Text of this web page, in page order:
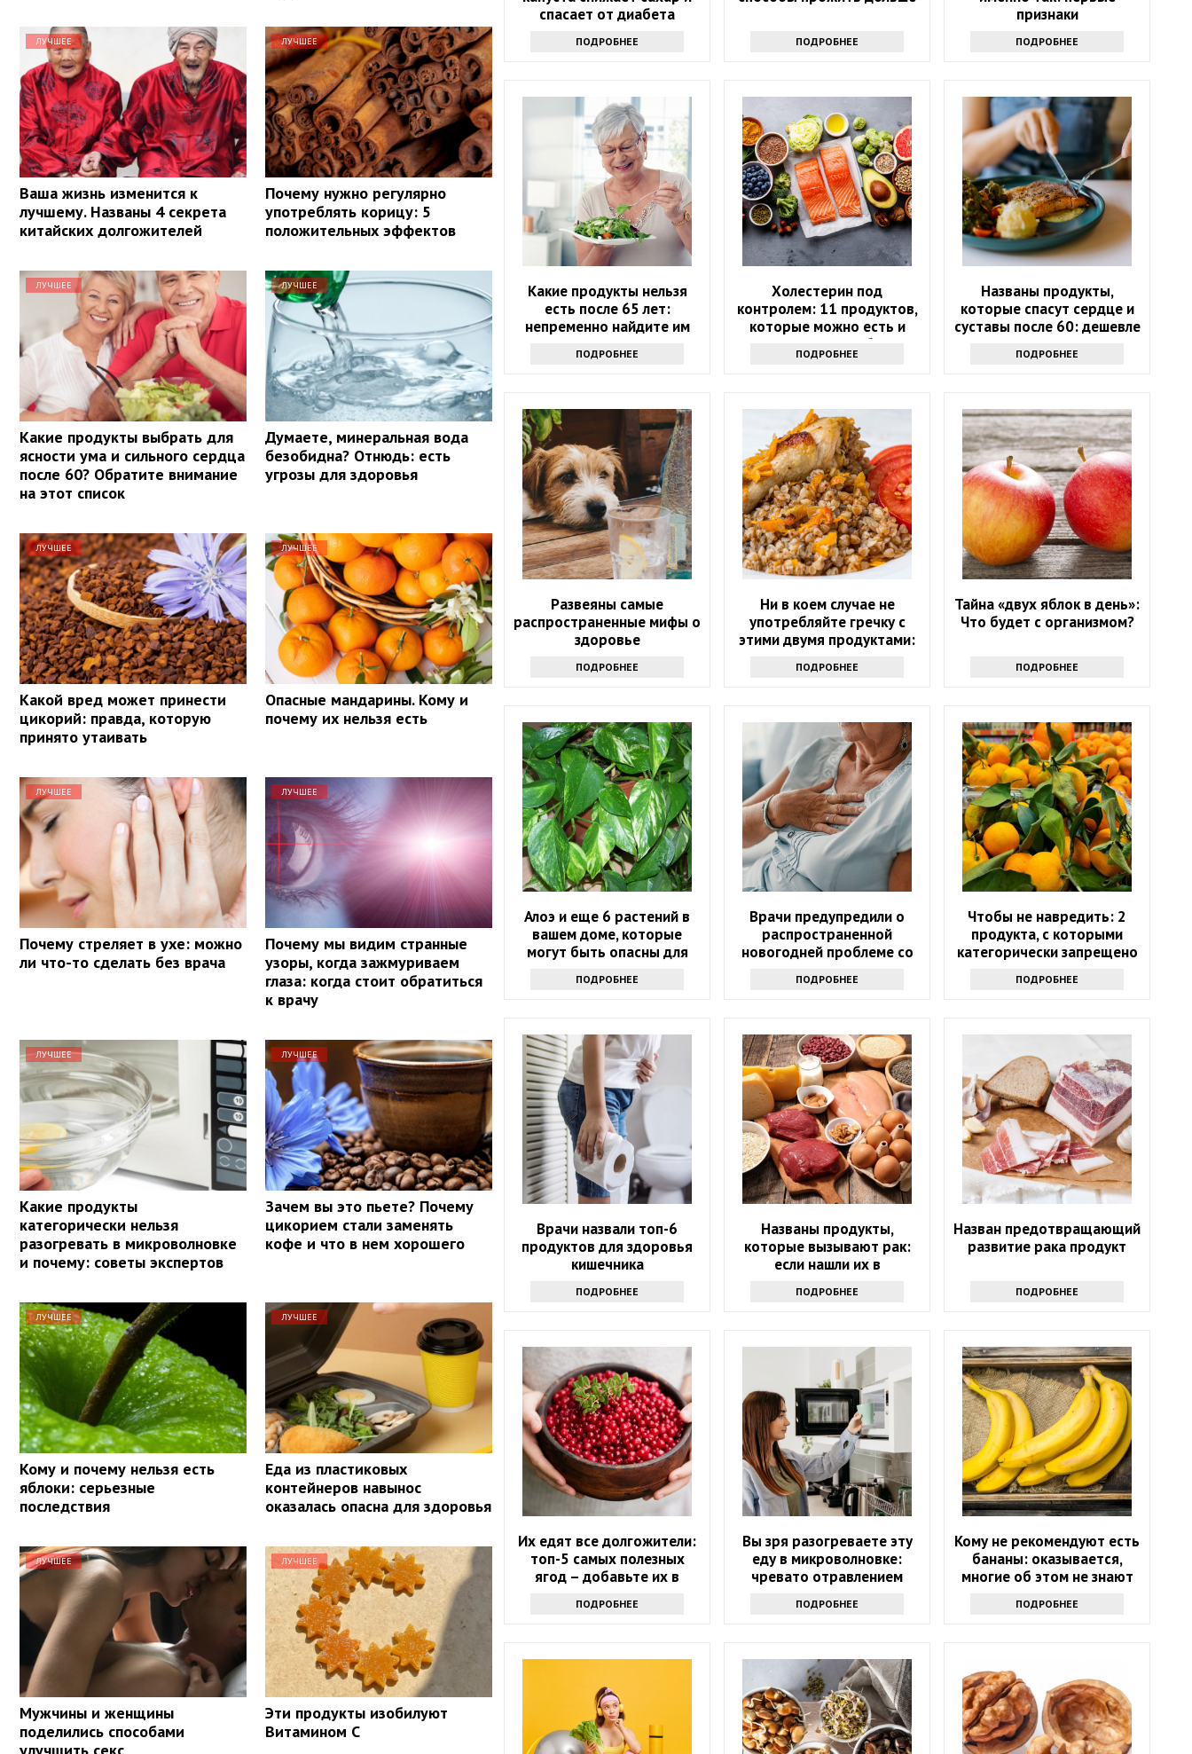
ЛУЧШЕЕ
Ваша жизнь изменится к
лучшему. Названы 4 секрета
китайских долгожителей
ЛУЧШЕЕ
Почему нужно регулярно
употреблять корицу: 5
положительных эффектов
ЛУЧШЕЕ
Какие продукты выбрать для
ясности ума и сильного сердца
после 60? Обратите внимание
на этот список
ЛУЧШЕЕ
Думаете, минеральная вода
безобидна? Отнюдь: есть
угрозы для здоровья
ЛУЧШЕЕ
Какой вред может принести
цикорий: правда, которую
принято утаивать
ЛУЧШЕЕ
Опасные мандарины. Кому и
почему их нельзя есть
ЛУЧШЕЕ
Почему стреляет в ухе: можно
ли что-то сделать без врача
ЛУЧШЕЕ
Почему мы видим странные
узоры, когда зажмуриваем
глаза: когда стоит обратиться
к врачу
ЛУЧШЕЕ
Какие продукты
категорически нельзя
разогревать в микроволновке
и почему: советы экспертов
ЛУЧШЕЕ
Зачем вы это пьете? Почему
цикорием стали заменять
кофе и что в нем хорошего
ЛУЧШЕЕ
Кому и почему нельзя есть
яблоки: серьезные
последствия
ЛУЧШЕЕ
Еда из пластиковых
контейнеров навынос
оказалась опасна для здоровья
ЛУЧШЕЕ
Мужчины и женщины
поделились способами
улучшить секс
ЛУЧШЕЕ
Эти продукты изобилуют
Витамином С
спасает от диабета
ПОДРОБНЕЕ ПОДРОБНЕЕ
признаки
ПОДРОБНЕЕ
Какие продукты нельзя
есть после 65 лет:
непременно найдите им
ПОДРОБНЕЕ
Холестерин под
контролем: 11 продуктов,
которые можно есть и
которых стоит избегать
ПОДРОБНЕЕ
Названы продукты,
которые спасут сердце и
суставы после 60: дешевле
ПОДРОБНЕЕ
Развеяны самые
распространенные мифы о
здоровье
ПОДРОБНЕЕ
Ни в коем случае не
употребляйте гречку с
этими двумя продуктами:
последствия
ПОДРОБНЕЕ
Тайна «двух яблок в день»:
Что будет с организмом?
ПОДРОБНЕЕ
Алоэ и еще 6 растений в
вашем доме, которые
могут быть опасны для
ПОДРОБНЕЕ
Врачи предупредили о
распространенной
новогодней проблеме со
ПОДРОБНЕЕ
Чтобы не навредить: 2
продукта, с которыми
категорически запрещено
ПОДРОБНЕЕ
Врачи назвали топ-6
продуктов для здоровья
кишечника
ПОДРОБНЕЕ
Названы продукты,
которые вызывают рак:
если нашли их в
выбрасывайте
ПОДРОБНЕЕ
Назван предотвращающий
развитие рака продукт
ПОДРОБНЕЕ
Их едят все долгожители:
топ-5 самых полезных
ягод – добавьте их в
ПОДРОБНЕЕ
Вы зря разогреваете эту
еду в микроволновке:
чревато отравлением
ПОДРОБНЕЕ
Кому не рекомендуют есть
бананы: оказывается,
многие об этом не знают
ПОДРОБНЕЕ